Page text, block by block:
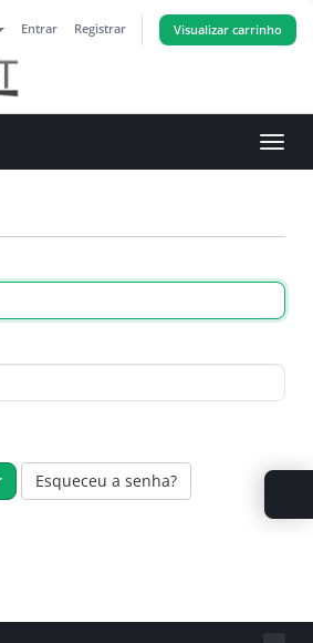
Entrar Registrar Visualizar carrinho
Esqueceu a senha?